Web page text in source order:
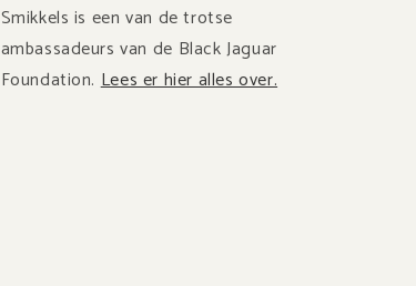
Smikkels is een van de trotse
ambassadeurs van de Black Jaguar
Foundation.Lees er hier alles over.